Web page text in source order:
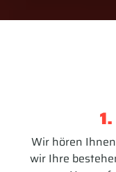
Wir hören
wir Ihre